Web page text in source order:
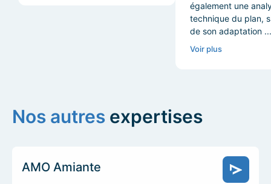
également une
technique du plan,
de son adaptation ...
Voir plus
Nos autres expertises
AMO Amiante